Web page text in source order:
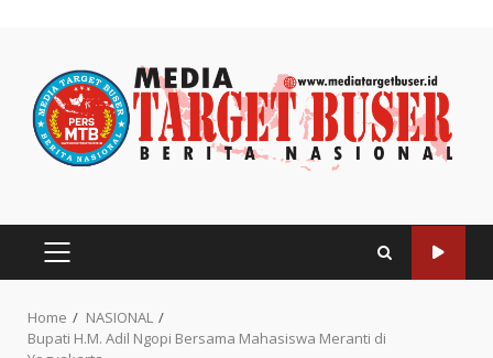
content
PRIMARY
Home
NASIONAL
Bupati H.M. Adil Ngopi Bersama Mahasiswa Meranti di